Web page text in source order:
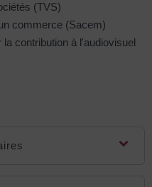
(TVS)
commerce (Sacem)
contribution à l'audiovisuel